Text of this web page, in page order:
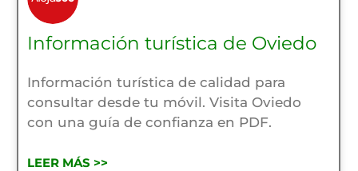
Información turística de Oviedo
Información turística de calidad para
consultar desde tu móvil. Visita Oviedo
con una guía de confianza en PDF.
LEER MÁS >>